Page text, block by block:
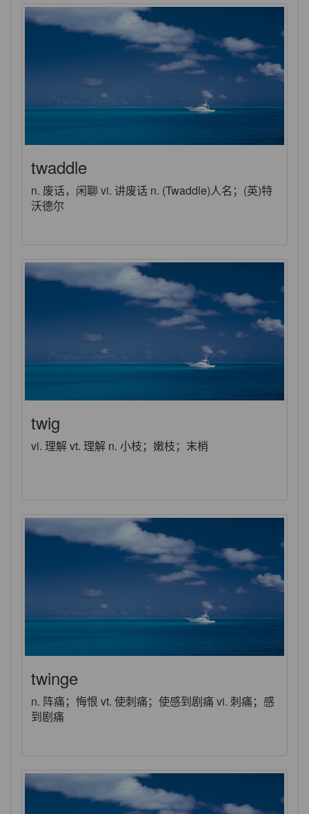
twaddle
n. 废话，闲聊 vi. 讲废话 n. (Twaddle)人名；(英)特
沃德尔
twig
vi. 理解 vt. 理解 n. 小枝；嫩枝；末梢
twinge
n. 阵痛；悔恨 vt. 使刺痛；使感到剧痛 vi. 刺痛；感
到剧痛